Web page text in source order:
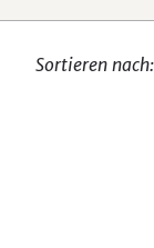
Sortieren nach